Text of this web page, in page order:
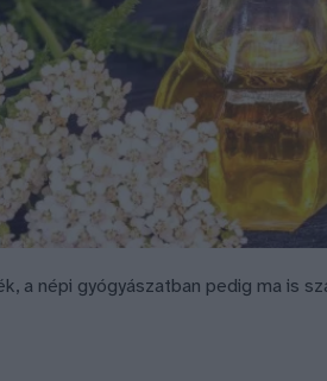
a népi gyógyászatban pedig ma is